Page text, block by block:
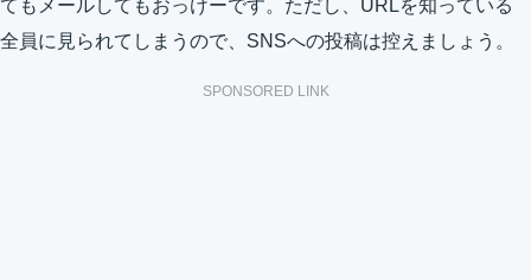
てもメールしてもおっけーです。ただし、URLを知っている
全員に見られてしまうので、SNSへの投稿は控えましょう。
SPONSORED LINK